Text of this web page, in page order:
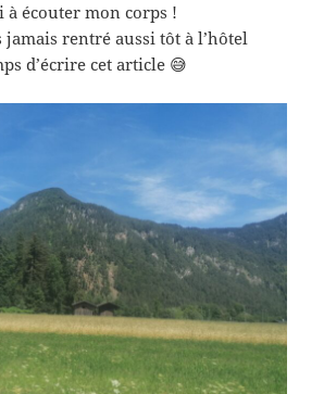
à écouter mon corps !
jamais rentré aussi tôt à l’hôtel
d’écrire cet article 😅